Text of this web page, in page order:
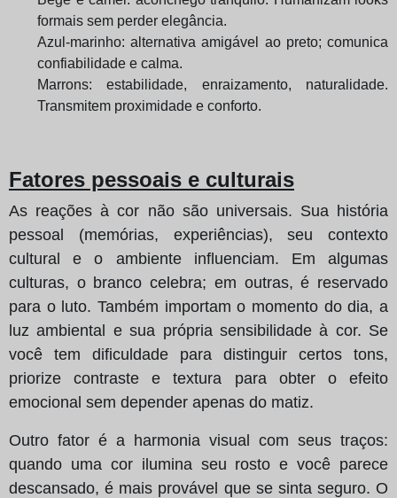
formais sem perder elegância.
Azul-marinho: alternativa amigável ao preto; comunica
confiabilidade e calma.
Marrons: estabilidade, enraizamento, naturalidade.
Transmitem proximidade e conforto.
Fatores pessoais e culturais
As reações à cor não são universais. Sua história
pessoal (memórias, experiências), seu contexto
cultural e o ambiente influenciam. Em algumas
culturas, o branco celebra; em outras, é reservado
para o luto. Também importam o momento do dia, a
luz ambiental e sua própria sensibilidade à cor. Se
você tem dificuldade para distinguir certos tons,
priorize contraste e textura para obter o efeito
emocional sem depender apenas do matiz.
Outro fator é a harmonia visual com seus traços:
quando uma cor ilumina seu rosto e você parece
descansado, é mais provável que se sinta seguro. O